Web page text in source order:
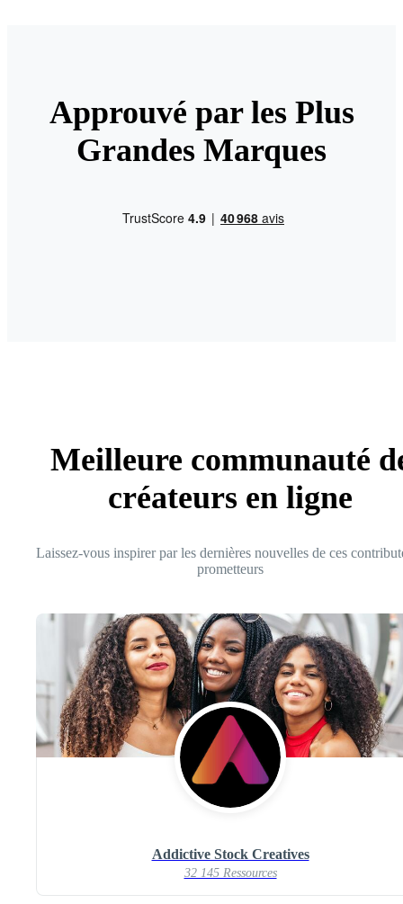
Approuvé par les Plus
Grandes Marques
Meilleure communauté
créateurs en ligne
Laissez-vous inspirer par les dernières nouvelles de ces
prometteurs
Addictive Stock Creatives
32 145 Ressources